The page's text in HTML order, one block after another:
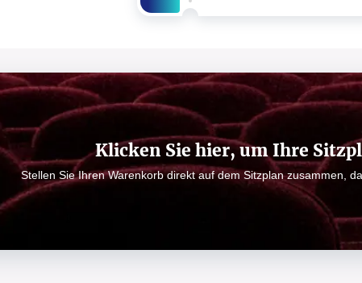
Klicken Sie hier, um Ihre
Stellen Sie Ihren Warenkorb direkt auf dem Sitzplan zusammen,